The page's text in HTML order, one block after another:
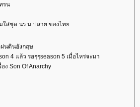
รน
ใส่ชุด นร.ม.ปลาย ของไท
ผ่นดินอังกฤษ
4 แล้ว รอๆๆseason 5 เมื่อไหร่จะมา
ง Son Of Anarchy